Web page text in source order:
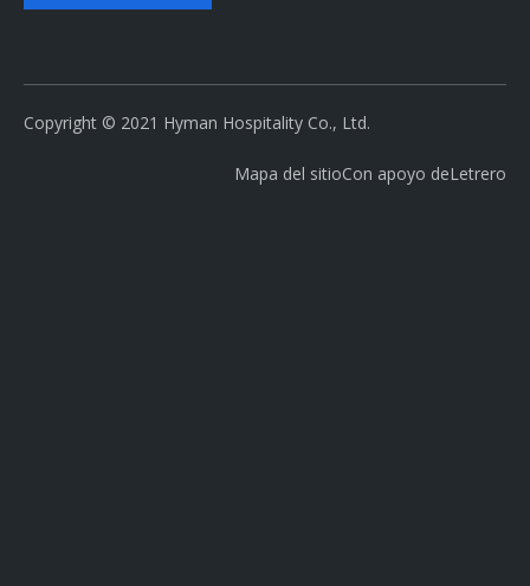
Copyright © 2021 Hyman Hospitality Co., Ltd.
Mapa del sitioCon apoyo deLetrero